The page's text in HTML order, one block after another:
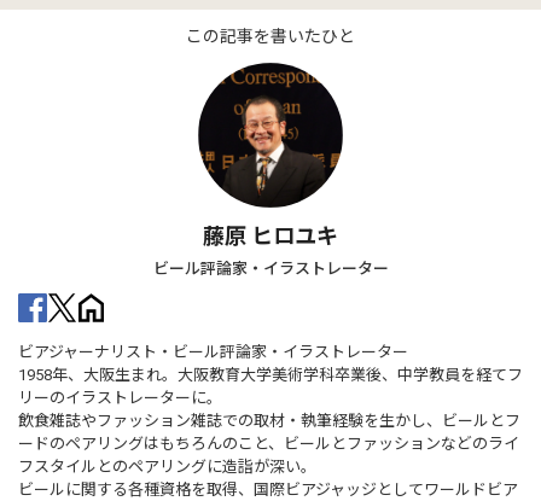
この記事を書いたひと
藤原 ヒロユキ
ビール評論家・イラストレーター
ビアジャーナリスト・ビール評論家・イラストレーター
1958年、大阪生まれ。大阪教育大学美術学科卒業後、中学教員を経てフ
リーのイラストレーターに。
飲食雑誌やファッション雑誌での取材・執筆経験を生かし、ビールとフ
ードのペアリングはもちろんのこと、ビールとファッションなどのライ
フスタイルとのペアリングに造詣が深い。
ビールに関する各種資格を取得、国際ビアジャッジとしてワールドビア